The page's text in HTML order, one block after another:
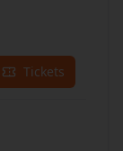
Tickets